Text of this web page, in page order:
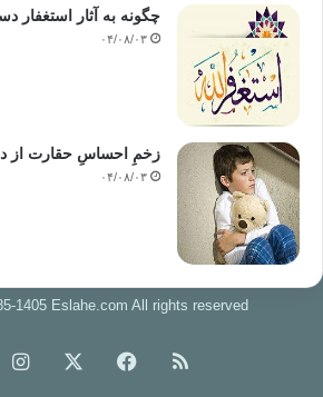
چگونه به آثار استغفار
۰۴/۰۸/۰۳
زخمِ احساسِ حقارت از
۰۴/۰۸/۰۳
1405 Eslahe.com All rights reserved
خوراک فیس